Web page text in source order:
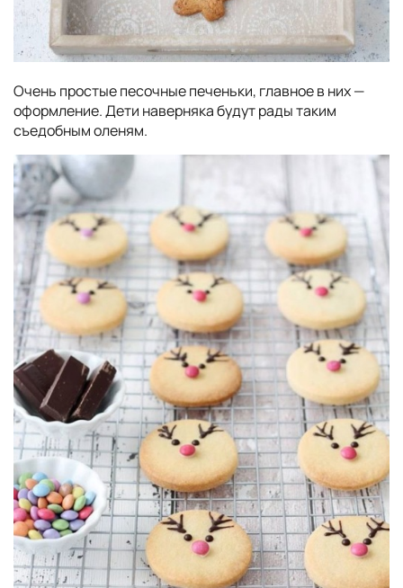
Очень простые песочные печеньки, главное в них —
оформление. Дети наверняка будут рады таким
съедобным оленям.